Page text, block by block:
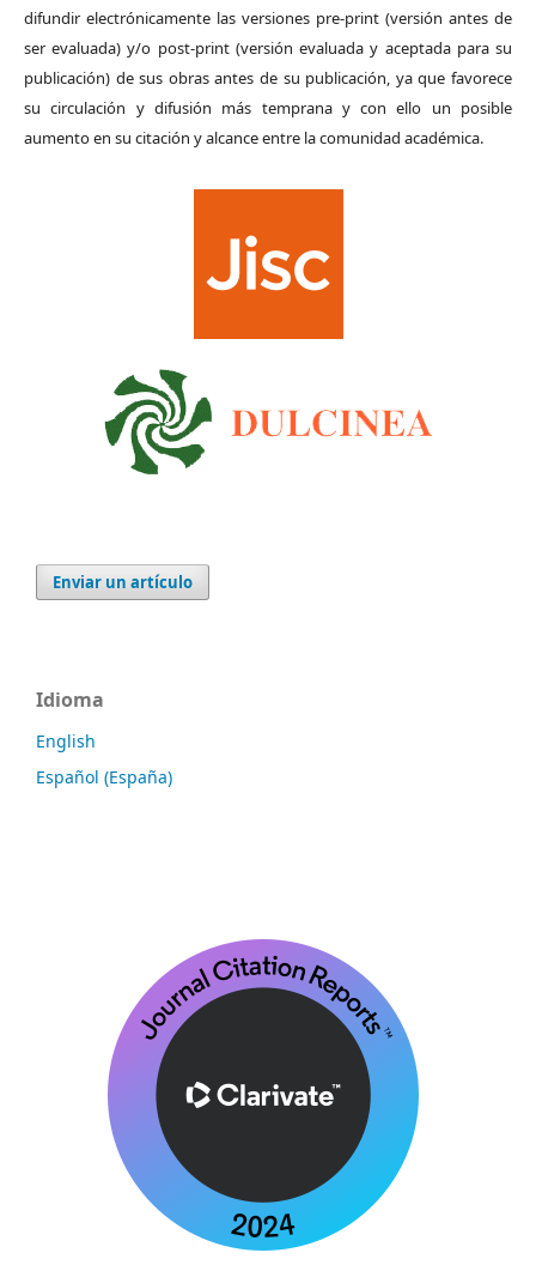
difundir electrónicamente las versiones pre-print (versión antes de
ser evaluada) y/o post-print (versión evaluada y aceptada para su
publicación) de sus obras antes de su publicación, ya que favorece
su circulación y difusión más temprana y con ello un posible
aumento en su citación y alcance entre la comunidad académica.
Enviar un artículo
Idioma
English
Español (España)